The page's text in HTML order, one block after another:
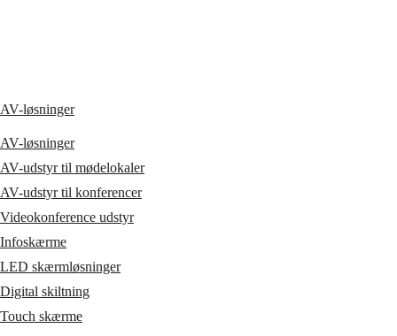
AV-løsninger
AV-løsninger
AV-udstyr til mødelokaler
AV-udstyr til konferencer
Videokonference udstyr
Infoskærme
LED skærmløsninger
Digital skiltning
Touch skærme